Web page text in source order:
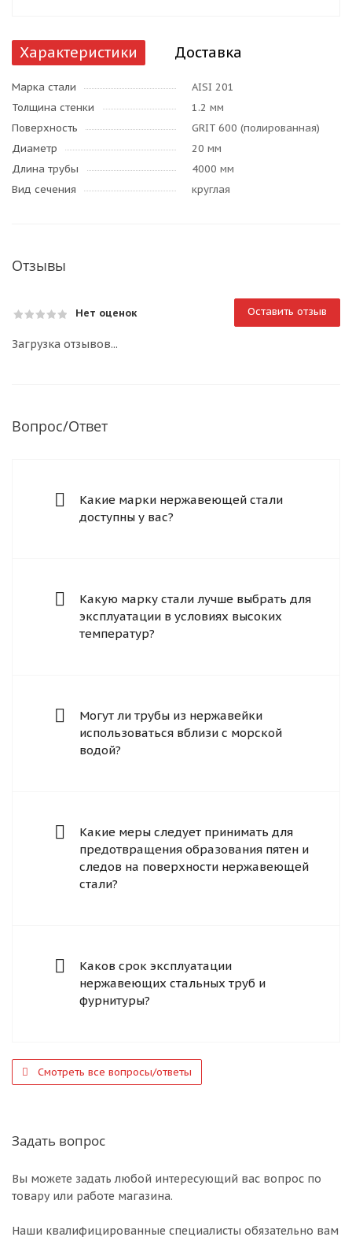
Характеристики Доставка
Марка стали
AISI 201
Толщина стенки
1.2 мм
Поверхность
GRIT 600 (полированная)
Диаметр
20 мм
Длина трубы
4000 мм
Вид сечения
круглая
Отзывы
Нет оценок Оставить отзыв
Загрузка отзывов...
Вопрос/Ответ
Какие марки нержавеющей стали
доступны у вас?
Какую марку стали лучше выбрать для
эксплуатации в условиях высоких
температур?
Могут ли трубы из нержавейки
использоваться вблизи с морской
водой?
Какие меры следует принимать для
предотвращения образования пятен и
следов на поверхности нержавеющей
стали?
Каков срок эксплуатации
нержавеющих стальных труб и
фурнитуры?
Смотреть все вопросы/ответы
Задать вопрос
Вы можете задать любой интересующий вас вопрос по
товару или работе магазина.
Наши квалифицированные специалисты обязательно вам